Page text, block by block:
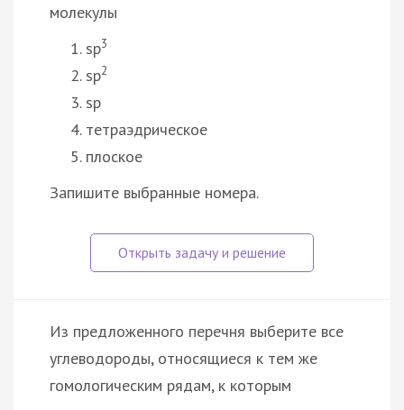
молекулы
sp3
sp2
sp
тетраэдрическое
плоское
Запишите выбранные номера.
Из предложенного перечня выберите все
углеводороды, относящиеся к тем же
гомологическим рядам, к которым